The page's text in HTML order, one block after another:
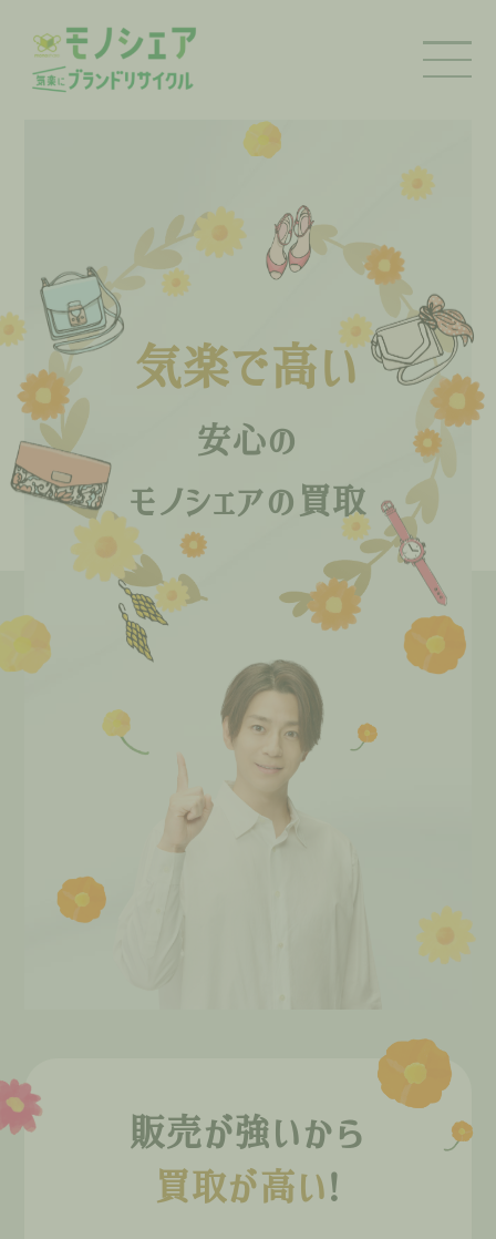
気楽で高い
安心の
モノシェアの買取
販売が強いから
買取が高い!